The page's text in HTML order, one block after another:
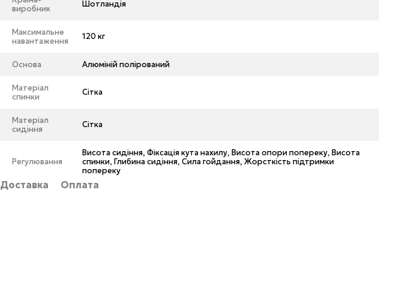
виробник
Шотландія
Максимальне
навантаження
120 кг
Основа Алюміній полірований
Матеріал
спинки
Сітка
Матеріал
сидіння
Сітка
Регулювання
Висота сидіння, Фіксація кута нахилу, Висота опори попереку, Висота
спинки, Глибина сидіння, Сила гойдання, Жорсткість підтримки
попереку
Доставка Оплата